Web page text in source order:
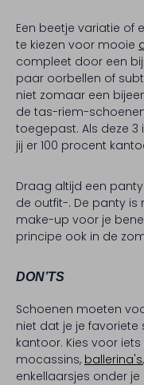
Een beetje variatie of
te kiezen voor mooie
compleet door een
paar oorbellen of
niet zomaar een
de tas-riem-
toegepast. Als deze
jij er 100 procent
Draag altijd een
de outfit-. De panty is
make-up voor je
principe ook in de
DON’TS
Schoenen moeten
niet dat je je
kantoor. Kies voor
mocassins, ballerina's
enkellaarsjes onder